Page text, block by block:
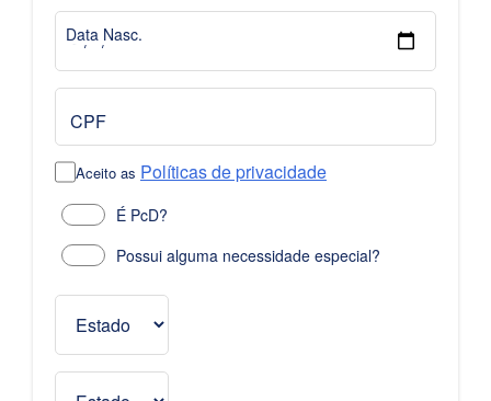
Data Nasc.
CPF
Aceito as Políticas de privacidade
É PcD?
Possui alguma necessidade especial?